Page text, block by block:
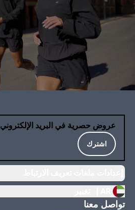
عروض حصرية في البريد الإلكتروني
اشترك
تواصل معنا